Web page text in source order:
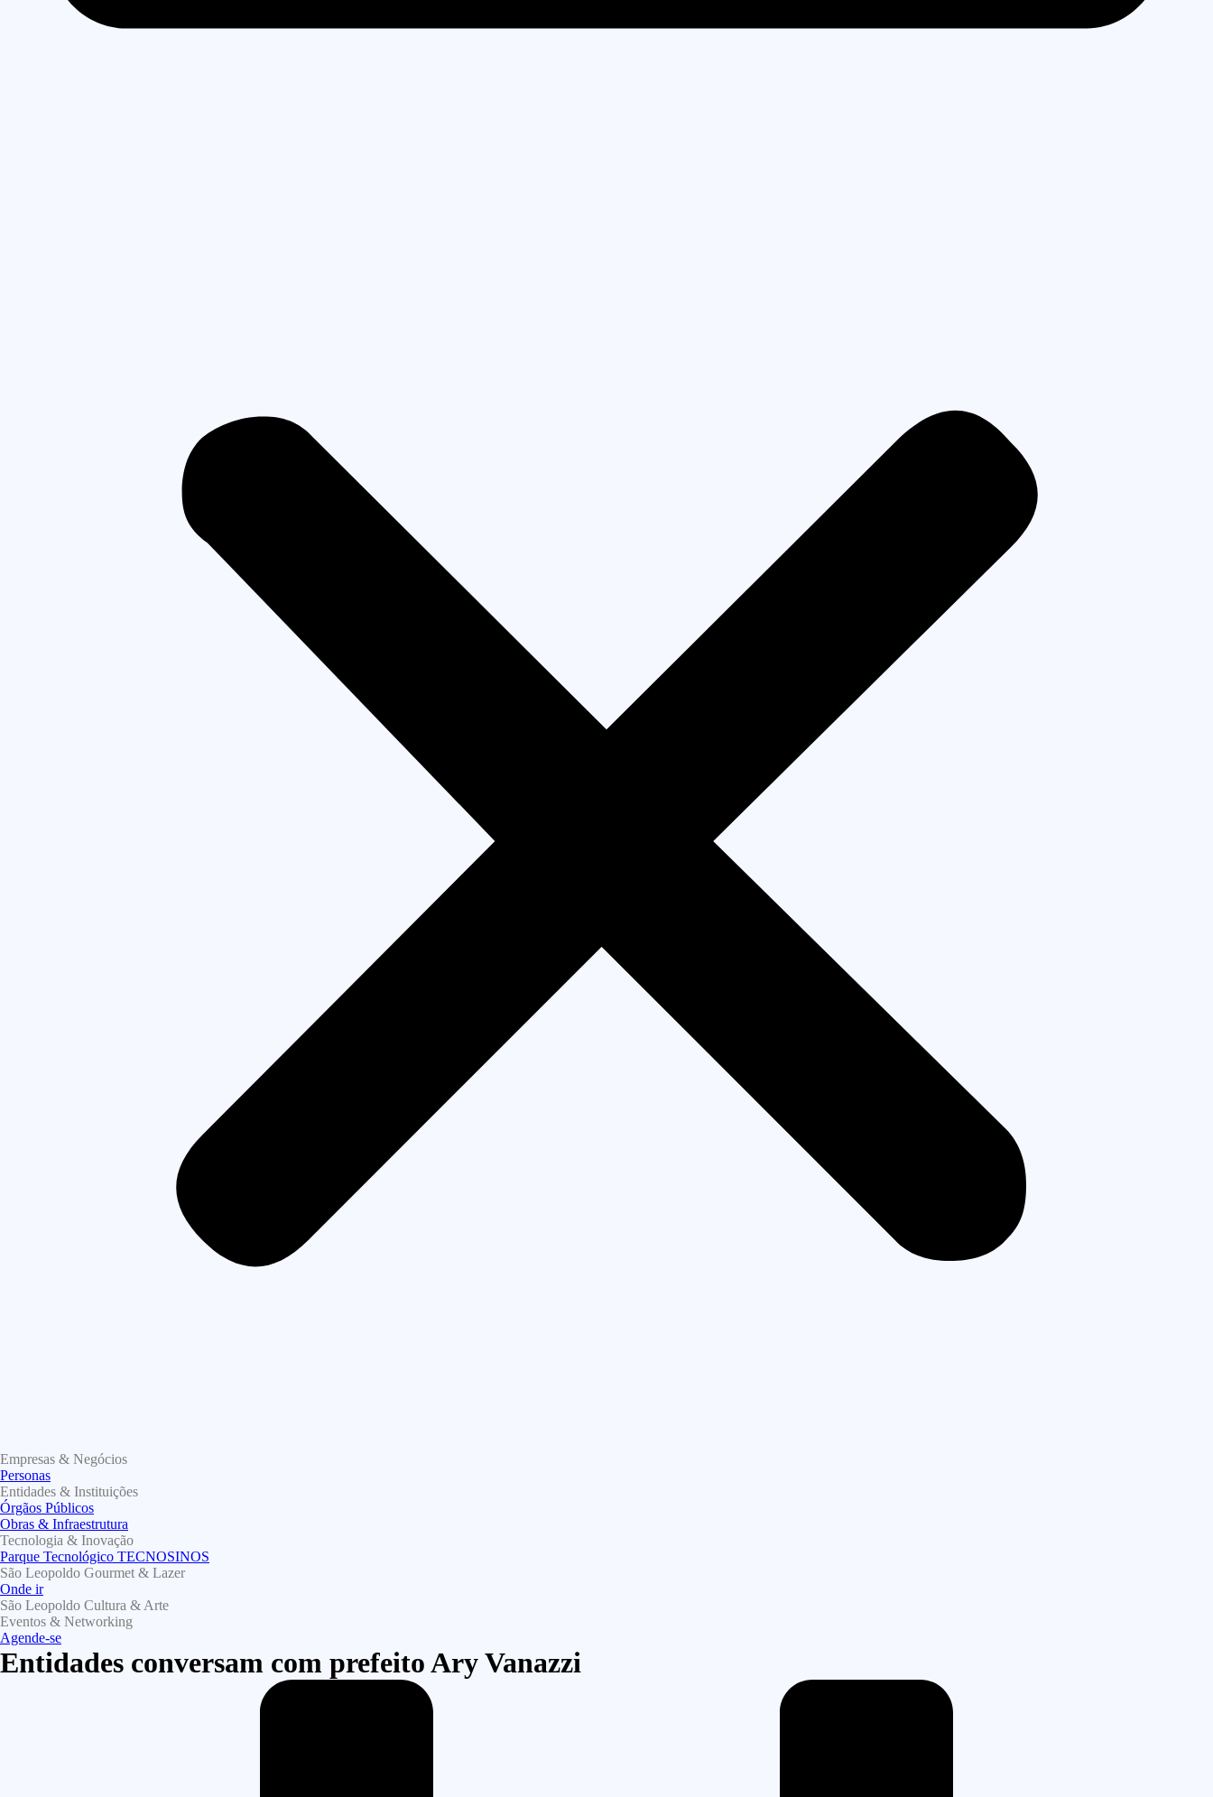
Empresas & Negócios
Personas
Entidades & Instituições
Órgãos Públicos
Obras & Infraestrutura
Tecnologia & Inovação
Parque Tecnológico TECNOSINOS
São Leopoldo Gourmet & Lazer
Onde ir
São Leopoldo Cultura & Arte
Eventos & Networking
Agende-se
Entidades conversam com prefeito Ary Vanazzi